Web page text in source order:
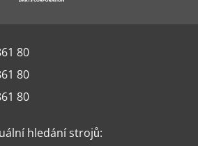
80
80
80
hledání strojů: